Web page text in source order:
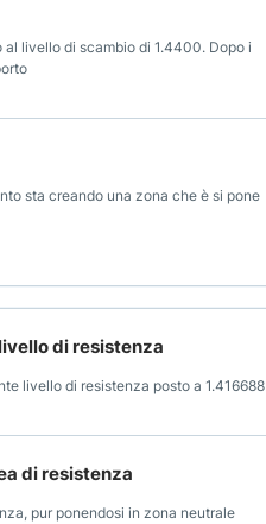
al livello di scambio di 1.4400. Dopo i
sta creando una zona che è si pone
di resistenza
livello di resistenza posto a 1.416688
di resistenza
pur ponendosi in zona neutrale